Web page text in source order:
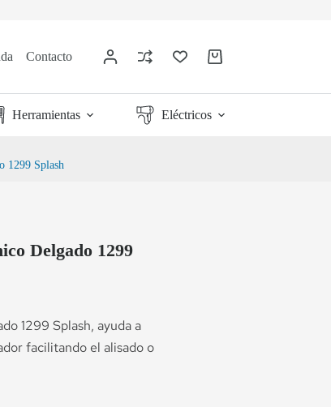
Contacto
Herramientas Eléctricos
1299 Splash
Delgado 1299
1299 Splash, ayuda a
facilitando el alisado o